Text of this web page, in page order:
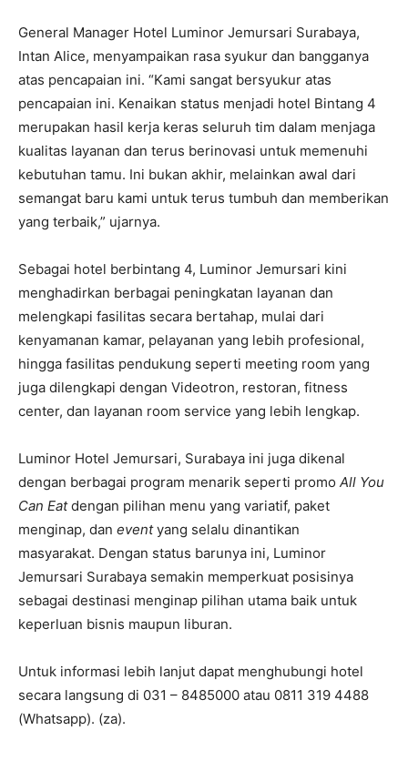
General Manager Hotel Luminor Jemursari Surabaya,
Intan Alice, menyampaikan rasa syukur dan bangganya
atas pencapaian ini. “Kami sangat bersyukur atas
pencapaian ini. Kenaikan status menjadi hotel Bintang 4
merupakan hasil kerja keras seluruh tim dalam menjaga
kualitas layanan dan terus berinovasi untuk memenuhi
kebutuhan tamu. Ini bukan akhir, melainkan awal dari
semangat baru kami untuk terus tumbuh dan memberikan
yang terbaik,” ujarnya.
Sebagai hotel berbintang 4, Luminor Jemursari kini
menghadirkan berbagai peningkatan layanan dan
melengkapi fasilitas secara bertahap, mulai dari
kenyamanan kamar, pelayanan yang lebih profesional,
hingga fasilitas pendukung seperti meeting room yang
juga dilengkapi dengan Videotron, restoran, fitness
center, dan layanan room service yang lebih lengkap.
Luminor Hotel Jemursari, Surabaya ini juga dikenal
dengan berbagai program menarik seperti promo All You
Can Eatdengan pilihan menu yang variatif, paket
menginap, dan eventyang selalu dinantikan
masyarakat. Dengan status barunya ini, Luminor
Jemursari Surabaya semakin memperkuat posisinya
sebagai destinasi menginap pilihan utama baik untuk
keperluan bisnis maupun liburan.
Untuk informasi lebih lanjut dapat menghubungi hotel
secara langsung di 031 – 8485000 atau 0811 319 4488
(Whatsapp). (za).